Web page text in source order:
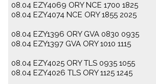
08.04 EZY4069 ORY NCE 1700 1825
08.04 EZY4074 NCE ORY 1855 2025
08.04 EZY1396 ORY GVA 0830 0935
08.04 EZY1397 GVA ORY 1010 1115
08.04 EZY4025 ORY TLS 0935 1055
08.04 EZY4026 TLS ORY 1125 1245